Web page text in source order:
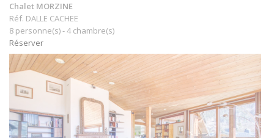
Chalet MORZINE
Réf. DALLE CACHEE
8 personne(s) - 4 chambre(s)
Réserver